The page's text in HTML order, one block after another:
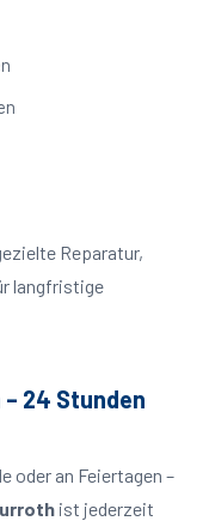
Reparatur,
langfristige
24 Stunden
oder an Feiertagen –
ist jederzeit